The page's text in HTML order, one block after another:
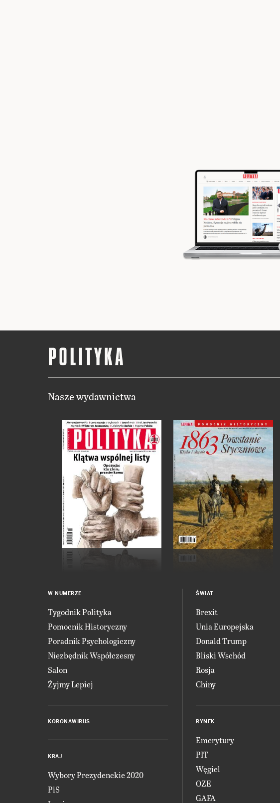
Nasze wydawnictwa
W NUMERZE
Tygodnik Polityka
Pomocnik Historyczny
Poradnik Psychologiczny
Niezbędnik Współczesny
Salon
Żyjmy Lepiej
KORONAWIRUS
KRAJ
Wybory Prezydenckie 2020
PiS
ŚWIAT
Brexit
Unia Europejska
Donald Trump
Bliski Wschód
Rosja
Chiny
RYNEK
Emerytury
PIT
Węgiel
OZE
GAFA